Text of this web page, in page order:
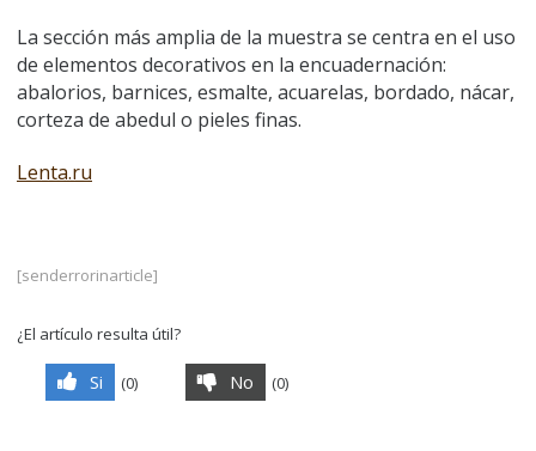
La sección más amplia de la muestra se centra en el uso
de elementos decorativos en la encuadernación:
abalorios, barnices, esmalte, acuarelas, bordado, nácar,
corteza de abedul o pieles finas.
Lenta.ru
[senderrorinarticle]
¿El artículo resulta útil?
Si (0) No (0)